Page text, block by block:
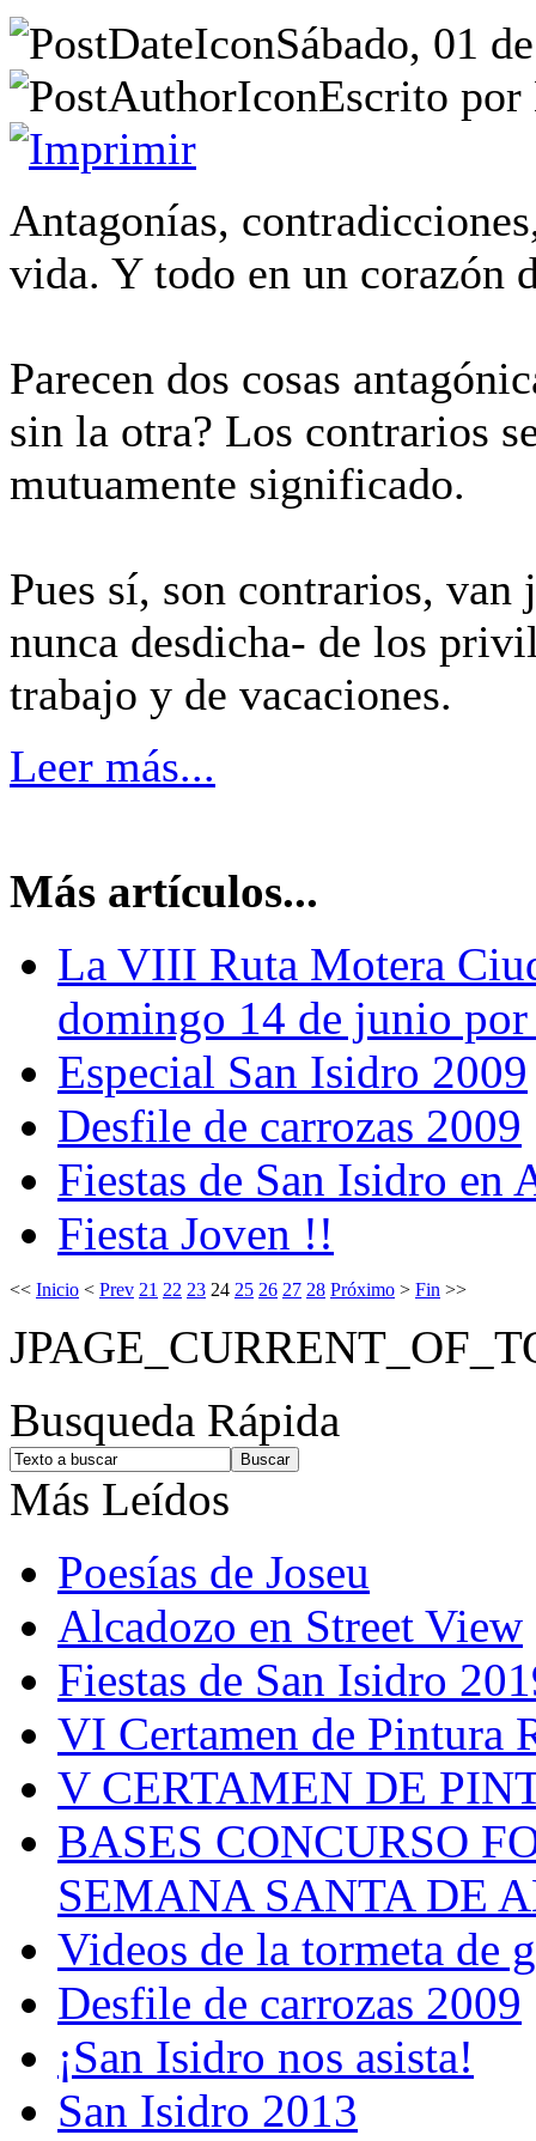
Sábado, 01
Escrito
Antagonías,
vida. Y todo en un corazón
Parecen dos cosas
sin la otra? Los contrarios
mutuamente significado.
Pues sí, son contrarios,
nunca desdicha- de los
trabajo y de vacaciones.
Leer más...
Más artículos...
La VIII Ruta Motera
domingo 14 de junio
Especial San Isidro 2009
Desfile de carrozas 2009
Fiestas de San Isidro en
Fiesta Joven !!
<< Inicio < Prev 21 22 23 24 25 26 27 28 Próximo > Fin >>
Busqueda Rápida
Más Leídos
Poesías de Joseu
Alcadozo en Street View
Fiestas de San Isidro
VI Certamen de Pintura
V CERTAMEN DE
BASES CONCURSO
SEMANA SANTA DE
Videos de la tormeta de
Desfile de carrozas 2009
¡San Isidro nos asista!
San Isidro 2013